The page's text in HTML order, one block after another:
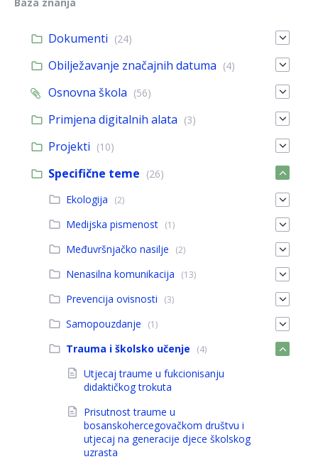
Dokumenti (24)
Obilježavanje značajnih datuma (4)
Osnovna škola (56)
Primjena digitalnih alata (3)
Projekti (10)
Specifične teme (26)
Ekologija
(2)
Medijska pismenost (1)
Međuvršnjačko nasilje (2)
Nenasilna komunikacija (13)
Prevencija ovisnosti (3)
Samopouzdanje (1)
Trauma i školsko učenje (4)
Utjecaj traume u fukcionisanju
didaktičkog trokuta
Prisutnost traume u
bosanskohercegovačkom društvu i
utjecaj na generacije djece školskog
uzrasta